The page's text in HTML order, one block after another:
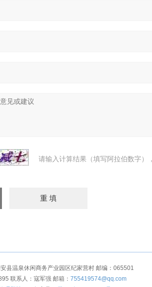
请输入计算结果（填写阿拉伯数字）
县温泉休闲商务产业园区纪家营村 邮编：065501
联系人：寇军强 邮箱： 755419574@qq.com